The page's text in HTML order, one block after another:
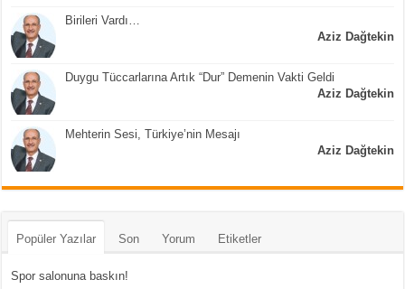
Birileri Vardı…
Aziz Dağtekin
Duygu Tüccarlarına Artık “Dur” Demenin Vakti Geldi
Aziz Dağtekin
Mehterin Sesi, Türkiye’nin Mesajı
Aziz Dağtekin
Popüler Yazılar Son Yorum Etiketler
Spor salonuna baskın!